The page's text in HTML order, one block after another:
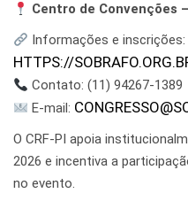
Centro de Convenções
Informações e inscrições:
HTTPS://
Contato: (11) 94267-1389
E-mail:
O CRF-PI apoia
2026 e incentiva a
no evento.